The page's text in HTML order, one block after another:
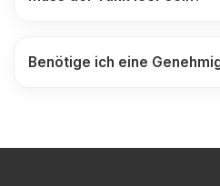
Benötige ich eine